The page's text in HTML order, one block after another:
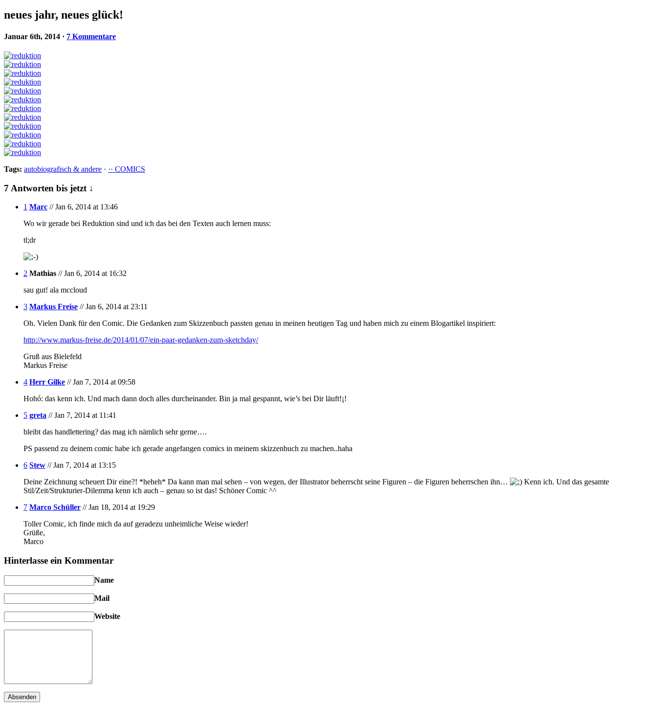
neues jahr, neues glück!
Januar 6th, 2014 · 7 Kommentare
Tags: autobiografisch & andere · ·· COMICS
7 Antworten bis jetzt ↓
1 Marc // Jan 6, 2014 at 13:46
Wo wir gerade bei Reduktion sind und ich das bei den Texten auch lernen muss:
tl;dr
2 Mathias // Jan 6, 2014 at 16:32
sau gut! ala mccloud
3 Markus Freise // Jan 6, 2014 at 23:11
Oh. Vielen Dank für den Comic. Die Gedanken zum Skizzenbuch passten genau in meinen heutigen Tag und haben mich zu einem Blogartikel inspiriert:
http://www.markus-freise.de/2014/01/07/ein-paar-gedanken-zum-sketchday/
Gruß aus Bielefeld
Markus Freise
4 Herr Gilke // Jan 7, 2014 at 09:58
Hohó: das kenn ich. Und mach dann doch alles durcheinander. Bin ja mal gespannt, wie’s bei Dir läuft!¡!
5 greta // Jan 7, 2014 at 11:41
bleibt das handlettering? das mag ich nämlich sehr gerne….
PS passend zu deinem comic habe ich gerade angefangen comics in meinem skizzenbuch zu machen..haha
6 Stew // Jan 7, 2014 at 13:15
Deine Zeichnung scheuert Dir eine?! *heheh* Da kann man mal sehen – von wegen, der Illustrator beherrscht seine Figuren – die Figuren beherrschen ihn…
Kenn ich. Und das gesamte
Stil/Zeit/Strukturier-Dilemma kenn ich auch – genau so ist das! Schöner Comic ^^
7 Marco Schüller // Jan 18, 2014 at 19:29
Toller Comic, ich finde mich da auf geradezu unheimliche Weise wieder!
Grüße,
Marco
Hinterlasse ein Kommentar
Name
Mail
Website